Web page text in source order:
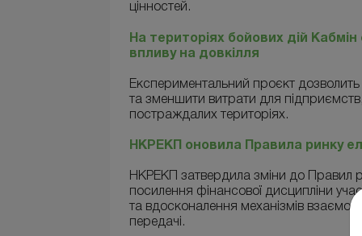
цінностей.
На територіях бойових дій
впливу на довкілля
Експериментальний проєкт
та зменшити витрати для
постраждалих територіях.
НКРЕКП оновила Правила ринку
НКРЕКП затвердила зміни до Правил
посилення фінансової дисципліни
та вдосконалення механізмів
передачі.